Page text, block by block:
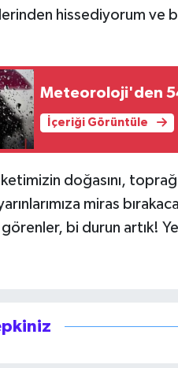
derinden hissediyorum
Meteoroloji'den
İçeriği Görüntüle
doğasını,
miras
görenler, bi durun artık!